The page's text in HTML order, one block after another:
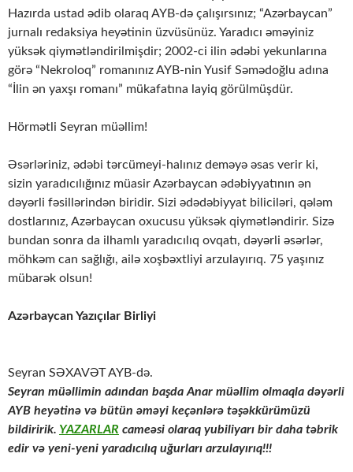
Hazırda ustad ədib olaraq AYB-də çalışırsınız; “Azərbaycan”
jurnalı redaksiya heyətinin üzvüsünüz. Yaradıcı əməyiniz
yüksək qiymətləndirilmişdir; 2002-ci ilin ədəbi yekunlarına
görə “Nekroloq” romanınız AYB-nin Yusif Səmədoğlu adına
“İlin ən yaxşı romanı” mükafatına layiq görülmüşdür.
Hörmətli Seyran müəllim!
Əsərləriniz, ədəbi tərcümeyi-halınız deməyə əsas verir ki,
sizin yaradıcılığınız müasir Azərbaycan ədəbiyyatının ən
dəyərli fəsillərindən biridir. Sizi ədədəbiyyat biliciləri, qələm
dostlarınız, Azərbaycan oxucusu yüksək qiymətləndirir. Sizə
bundan sonra da ilhamlı yaradıcılıq ovqatı, dəyərli əsərlər,
möhkəm can sağlığı, ailə xoşbəxtliyi arzulayırıq. 75 yaşınız
mübarək olsun!
Azərbaycan Yazıçılar Birliyi
Seyran SƏXAVƏT AYB-də.
Seyran müəllimin adından başda Anar müəllim olmaqla dəyərli
AYB heyətinə və bütün əməyi keçənlərə təşəkkürümüzü
bildiririk. YAZARLAR cameəsi olaraq yubiliyarı bir daha təbrik
edir və yeni-yeni yaradıcılıq uğurları arzulayırıq!!!